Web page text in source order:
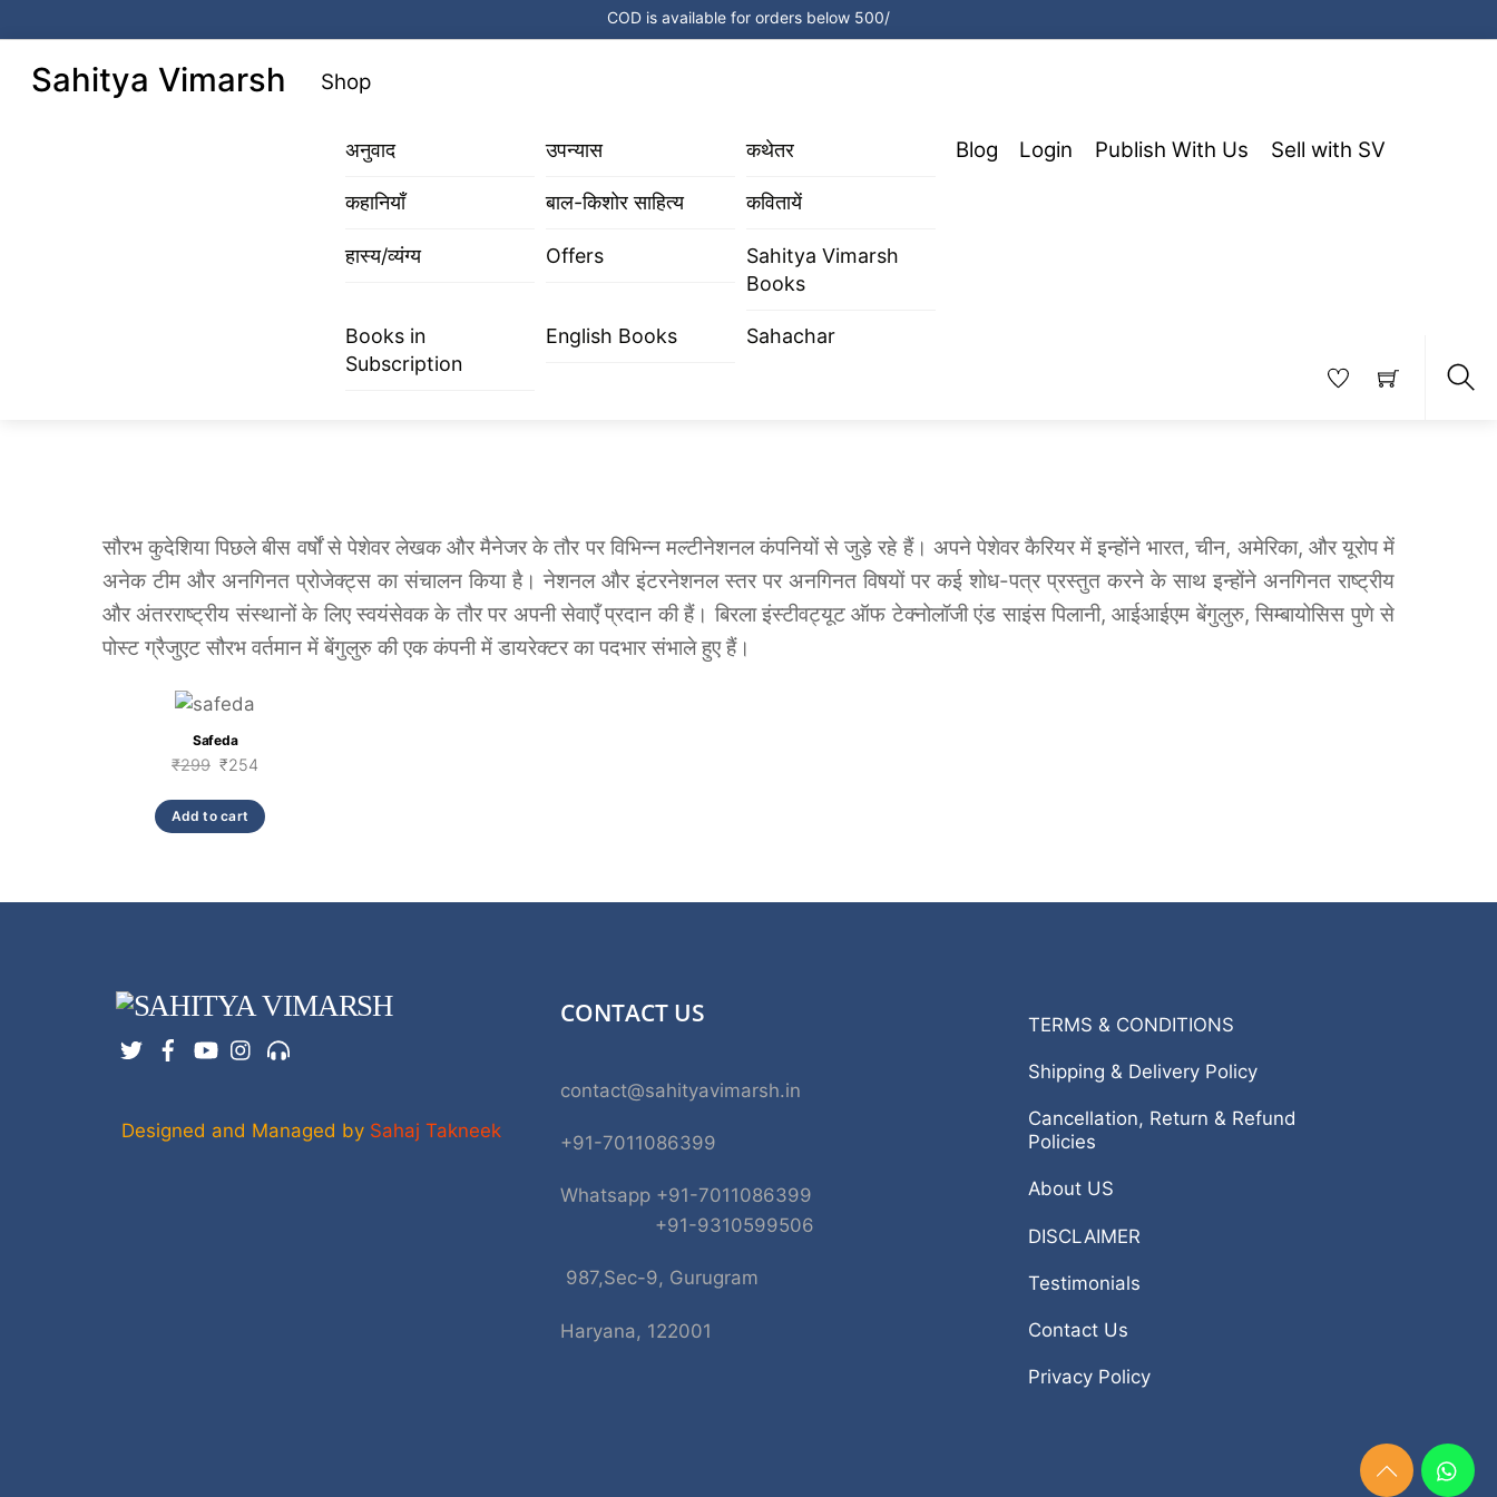
to
content
COD is available for orders below 500/
Sahitya Vimarsh Shop
अनुवाद उपन्यास कथेतर
कहानियाँ बाल-किशोर साहित्य कवितायें
हास्य/व्यंग्य Offers
Sahitya Vimarsh
Books
Books in
Subscription
English Books Sahachar
Blog Login Publish With Us Sell with SV
सौरभ कुदेशिया पिछले बीस वर्षों से पेशेवर लेखक और मैनेजर के तौर पर विभिन्न मल्टीनेशनल कंपनियों से जुड़े रहे हैं। अपने पेशेवर कैरियर में इन्होंने भारत, चीन, अमेरिका, और यूरोप में
अनेक टीम और अनगिनत प्रोजेक्ट्स का संचालन किया है। नेशनल और इंटरनेशनल स्तर पर अनगिनत विषयों पर कई शोध-पत्र प्रस्तुत करने के साथ इन्होंने अनगिनत राष्ट्रीय
और अंतरराष्ट्रीय संस्थानों के लिए स्वयंसेवक के तौर पर अपनी सेवाएँ प्रदान की हैं। बिरला इंस्टीवट्यूट ऑफ टेक्नोलॉजी एंड साइंस पिलानी, आईआईएम बेंगुलुरु, सिम्बायोसिस पुणे से
पोस्ट ग्रैजुएट सौरभ वर्तमान में बेंगुलुरु की एक कंपनी में डायरेक्टर का पदभार संभाले हुए हैं।
Link
Safeda
₹299 Original
was:
₹299.
₹254
is:
₹254.
Add to cart
TwitterFacebook
YouTubeInstagram
Designed and Managed by Sahaj Takneek
CONTACT US
contact@sahityavimarsh.in
+91-7011086399
Whatsapp +91-7011086399
+91-9310599506
987,Sec-9, Gurugram
Haryana, 122001
Need
TERMS & CONDITIONS
Shipping & Delivery Policy
Cancellation, Return & Refund
Policies
About US
DISCLAIMER
Testimonials
Contact Us
Privacy Policy